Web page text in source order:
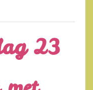
23